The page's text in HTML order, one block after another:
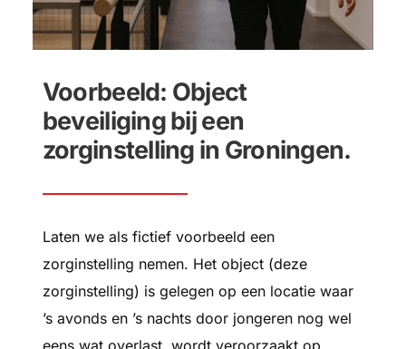
Voorbeeld: Object
beveiliging bij een
zorginstelling in Groningen.
Laten we als fictief voorbeeld een
zorginstelling nemen. Het object (deze
zorginstelling) is gelegen op een locatie waar
’s avonds en ’s nachts door jongeren nog wel
eens wat overlast wordt veroorzaakt op